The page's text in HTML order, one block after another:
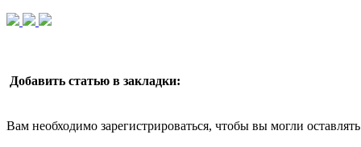
Добавить статью в закладки:
Вам необходимо зарегистрироваться, чтобы вы могли